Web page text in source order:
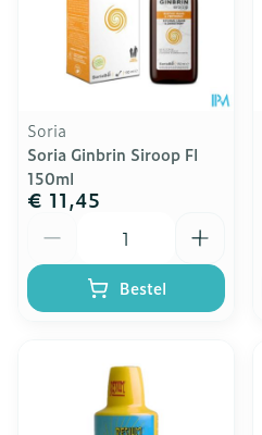
Soria
Soria Ginbrin Siroop Fl
150ml
€ 11,45
Bestel